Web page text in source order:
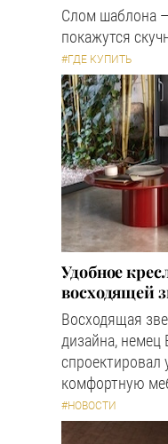
Слом шаблона
покажутся
#ГДЕ КУПИТЬ
Удобное
восходящей
Восходящая
дизайна, немец
спроектировал
комфортную
#НОВОСТИ